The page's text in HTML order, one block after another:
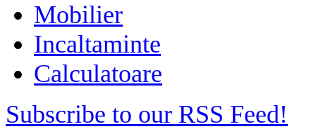
Mobilier
Incaltaminte
Calculatoare
Subscribe to our RSS Feed!